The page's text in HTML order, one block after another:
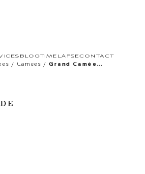
BLOGTIMELAPSECONTACT
/ Camées /
Grand Camée